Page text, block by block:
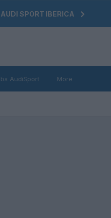
SPORT IBERICA
AudiSport More